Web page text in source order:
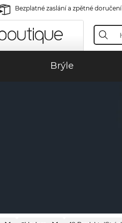
Bezplatné zaslání a zpětné doručení
Brýle